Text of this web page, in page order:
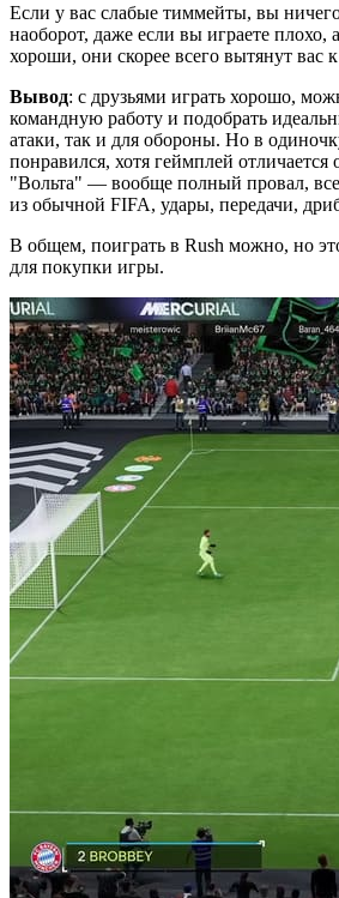
Если у вас слабые тиммейты, вы
наоборот, даже если вы играете плохо,
хороши, они скорее всего вытянут вас
Вывод: с друзьями играть хорошо,
командную работу и подобрать
атаки, так и для обороны. Но в
понравился, хотя геймплей
"Вольта" — вообще полный провал,
из обычной FIFA, удары, передачи,
В общем, поиграть в Rush можно, но
для покупки игры.